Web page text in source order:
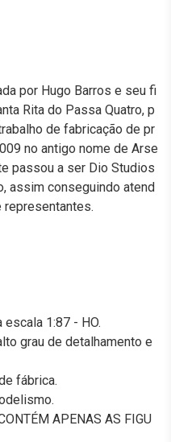
por Hugo Barros e seu fi
Rita do Passa Quatro, p
de fabricação de pr
no antigo nome de Arse
passou a ser Dio Studios
assim conseguindo atend
representantes.
escala 1:87 - HO.
grau de detalhamento e
fábrica.
APENAS AS FIGU